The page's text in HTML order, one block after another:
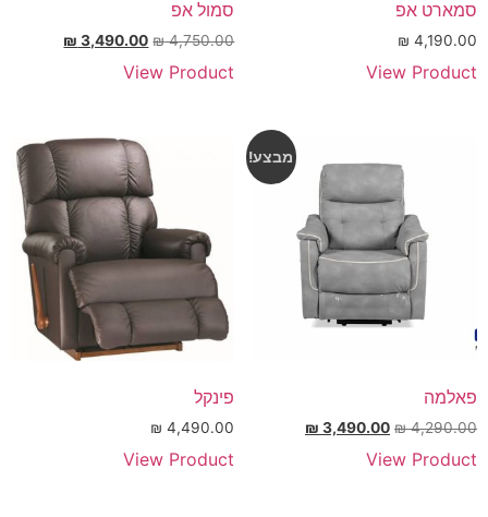
סמארט אפ
₪ 4,190.00
View Product
סמול אפ
₪4,750.00
₪ 3,490.00
View Product
מבצע!
פאלמה
₪4,290.00
₪ 3,490.00
View Product
פינקל
₪ 4,490.00
View Product